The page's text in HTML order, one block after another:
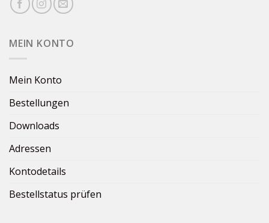
MEIN KONTO
Mein Konto
Bestellungen
Downloads
Adressen
Kontodetails
Bestellstatus prüfen